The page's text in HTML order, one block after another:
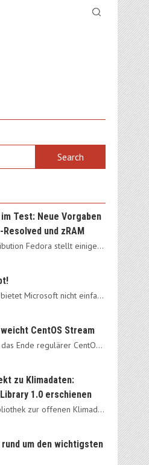
Test: Neue Vorgaben
und zRAM
[ad_1] Die Linux-Distribution Fedora stellt einige Weichen neu:…
[ad_1] Überraschend bietet Microsoft nicht einfach das alte…
CentOS Stream
[ad_1] Red Hat läutet das Ende regulärer CentOS-Ausgaben ein:…
zu Klimadaten:
1.0 erschienen
[ad_1] Die Python-Bibliothek zur offenen Klimadatenbank Meteostat…
rund um den wichtigsten